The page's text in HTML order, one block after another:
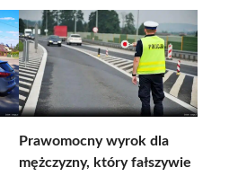
Prawomocny wyrok dla
mężczyzny, który fałszywie